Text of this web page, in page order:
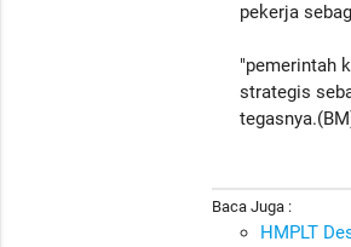
pekerja
"pemerintah
strategis
Baca Juga :
HMPLT